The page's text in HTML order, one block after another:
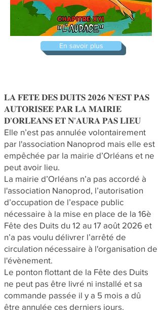
En savoir plus
𝐋𝐀 𝐅𝐄̂𝐓𝐄 𝐃𝐄𝐒 𝐃𝐔𝐈𝐓𝐒 𝟐𝟎𝟐𝟔 𝐍’𝐄𝐒𝐓 𝐏𝐀𝐒
𝐀𝐔𝐓𝐎𝐑𝐈𝐒𝐄́𝐄 𝐏𝐀𝐑 𝐋𝐀 𝐌𝐀𝐈𝐑𝐈𝐄
𝐃’𝐎𝐑𝐋𝐄́𝐀𝐍𝐒 𝐄𝐓 𝐍’𝐀𝐔𝐑𝐀 𝐏𝐀𝐒 𝐋𝐈𝐄𝐔
Elle n’est pas annulée volontairement
par l'association Nanoprod mais elle est
empêchée par la mairie d’Orléans et ne
peut avoir lieu.
La mairie d’Orléans n’a pas accordé à
l'association Nanoprod, l’autorisation
d’occupation de l’espace public
nécessaire à la mise en place de la 16è
Fête des Duits du 12 au 17 août 2026 et
n’a pas voulu délivrer l’arrêté de
circulation nécessaire à l'organisation de
l'évènement.
Le ponton flottant de la Fête des Duits
ne peut pas être livré ni installé et sa
commande passée il y a 5 mois a dû
être annulée ces derniers jours.